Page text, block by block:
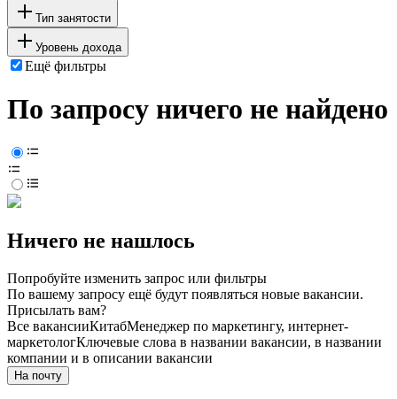
Тип занятости
Уровень дохода
Ещё фильтры
По запросу ничего не найдено
Ничего не нашлось
Попробуйте изменить запрос или фильтры
По вашему запросу ещё будут появляться новые вакансии.
Присылать вам?
Все вакансииКитабМенеджер по маркетингу, интернет-
маркетологКлючевые слова в названии вакансии, в названии
компании и в описании вакансии
На почту